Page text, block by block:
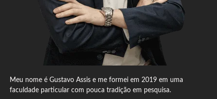
Meu nome é Gustavo Assis e me formei em 2019 em uma
faculdade particular com pouca tradição em pesquisa.